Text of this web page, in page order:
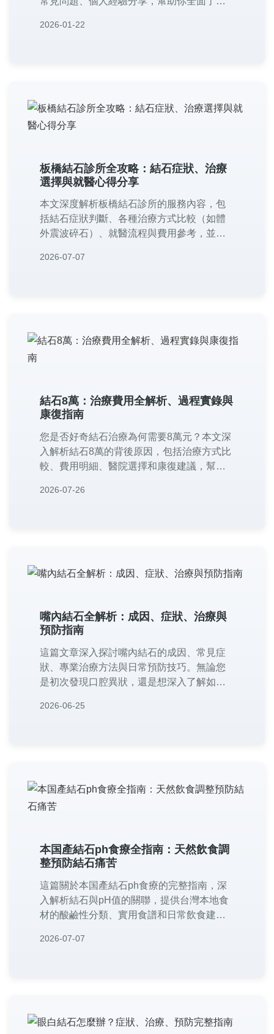
劑量建議、副作用提醒，以及與其他療法的
2026-01-22
板橋結石診所全攻略：結石症狀、治療
選擇與就醫心得分享
本文深度解析板橋結石診所的服務內容，包
括結石症狀判斷、各種治療方式比較（如體
外震波碎石）、就醫流程與費用參考，並提
第二意見，都能找到完整資訊，幫助您做出
2026-07-07
結石8萬：治療費用全解析、過程實錄與
康復指南
您是否好奇結石治療為何需要8萬元？本文深
入解析結石8萬的背後原因，包括治療方式比
較、費用明細、醫院選擇和康復建議，幫助
2026-07-26
嘴內結石全解析：成因、症狀、治療與
預防指南
這篇文章深入探討嘴內結石的成因、常見症
狀、專業治療方法與日常預防技巧。無論您
是初次發現口腔異狀，還是想深入了解如何
議。內容包含詳細的症狀分析、治療比較表
2026-06-25
本国產結石ph食療全指南：天然飲食調
整預防結石痛苦
這篇關於本国產結石ph食療的完整指南，深
入解析結石與pH值的關聯，提供台灣本地食
材的酸鹼性分類、實用食譜和日常飲食建
助您通過天然飲食調整，有效預防和改善結
2026-07-07